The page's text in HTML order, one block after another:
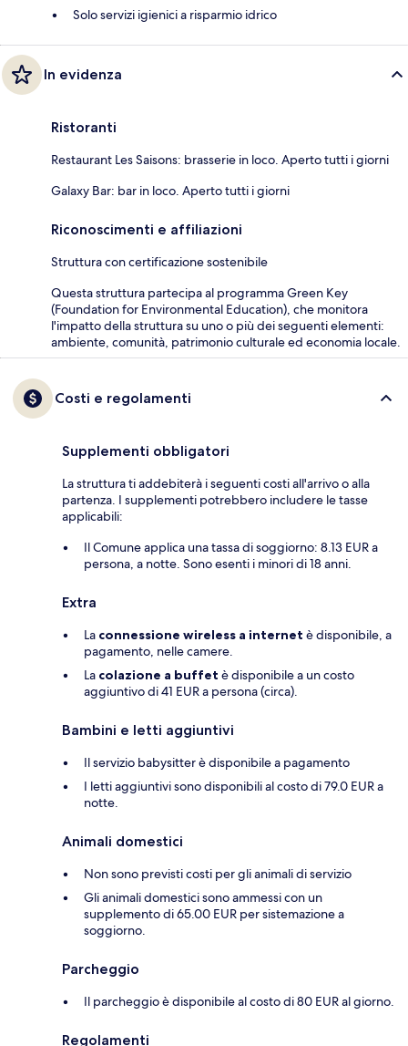
Solo servizi igienici a risparmio idrico
In evidenza
Ristoranti
Restaurant Les Saisons: brasserie in loco. Aperto tutti i giorni
Galaxy Bar: bar in loco. Aperto tutti i giorni
Riconoscimenti e affiliazioni
Struttura con certificazione sostenibile
Questa struttura partecipa al programma Green Key
(Foundation for Environmental Education), che monitora
l'impatto della struttura su uno o più dei seguenti elementi:
ambiente, comunità, patrimonio culturale ed economia locale.
Costi e regolamenti
Supplementi obbligatori
La struttura ti addebiterà i seguenti costi all'arrivo o alla
partenza. I supplementi potrebbero includere le tasse
applicabili:
Il Comune applica una tassa di soggiorno: 8.13 EUR a
persona, a notte. Sono esenti i minori di 18 anni.
Extra
La connessione wireless a internet è disponibile, a
pagamento, nelle camere.
La colazione a buffet è disponibile a un costo
aggiuntivo di 41 EUR a persona (circa).
Bambini e letti aggiuntivi
Il servizio babysitter è disponibile a pagamento
I letti aggiuntivi sono disponibili al costo di 79.0 EUR a
notte.
Animali domestici
Non sono previsti costi per gli animali di servizio
Gli animali domestici sono ammessi con un
supplemento di 65.00 EUR per sistemazione a
soggiorno.
Parcheggio
Il parcheggio è disponibile al costo di 80 EUR al giorno.
Regolamenti